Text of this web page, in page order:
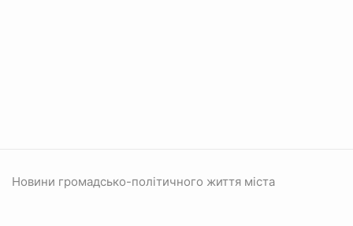
Новини громадсько-політичного життя міста